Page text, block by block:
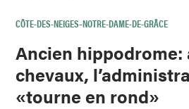
CÔTE-DES-NEIGES–NOTRE-DAME-DE-GRÂCE
Ancien hippodrome:
chevaux,
«tourne en rond»